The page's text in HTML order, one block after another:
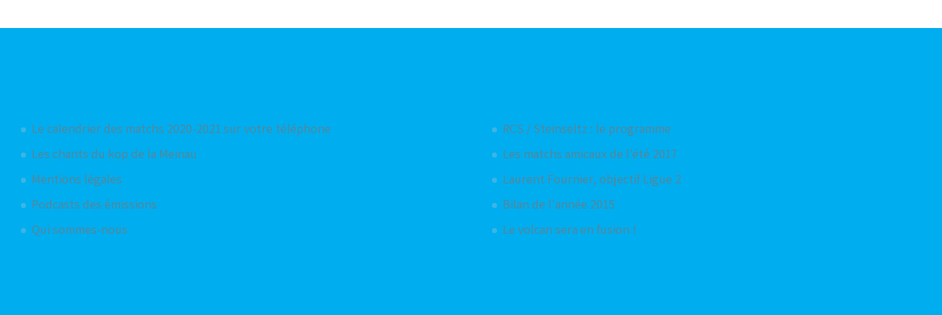
Le calendrier des matchs 2020-2021 sur votre téléphone
Les chants du kop de la Meinau
Mentions légales
Podcasts des émissions
Qui sommes-nous
RCS / Steinseltz : le programme
Les matchs amicaux de l'été 2017
Laurent Fournier, objectif Ligue 2
Bilan de l'année 2015
Le volcan sera en fusion !